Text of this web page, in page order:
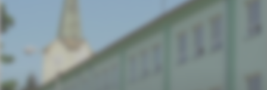
REFERÁTY
DALŠÍ DRUHY ŠKOL